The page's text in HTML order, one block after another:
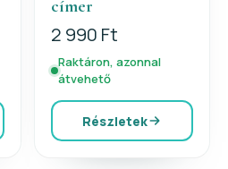
címer
2 990 Ft
Raktáron, azonnal
átvehető
Részletek